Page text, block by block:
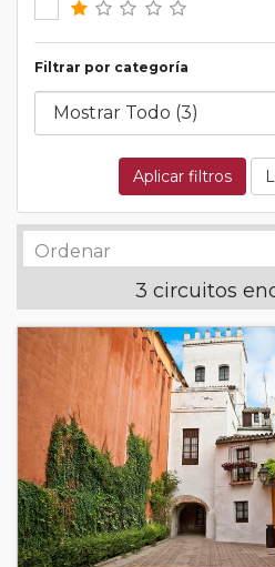
Filtrar por categoría
Aplicar filtros
3 circuitos